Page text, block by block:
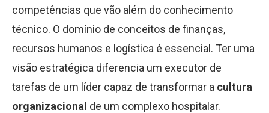
competências que vão além do conhecimento
técnico. O domínio de conceitos de finanças,
recursos humanos e logística é essencial. Ter uma
visão estratégica diferencia um executor de
tarefas de um líder capaz de transformar a cultura
organizacional de um complexo hospitalar.